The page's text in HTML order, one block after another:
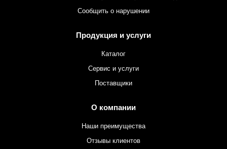
Сообщить о нарушении
Продукция и услуги
Каталог
Сервис и услуги
Поставщики
О компании
Наши преимущества
Отзывы клиентов